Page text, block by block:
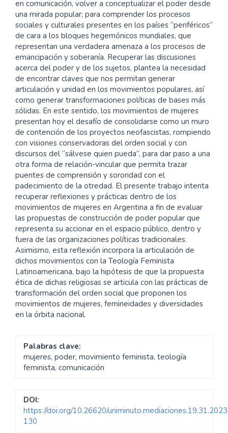
Contenido
principal
del
artículo
Marianela García
Universidad Nacional de la Plata
Resumen
Las reflexiones sobre el poder representan una
demanda de la hora para los pueblos de América Latina.
Si bien siempre estuvieron presentes en la academia y
en los movimientos sociales, las categorías de
comprensión acerca del poder han sido múltiples y en
disputa: desde el entendimiento del poder como un
valor negativo, hasta la relativización de las estructuras
hegemónicas y la desaparición del sujeto como agente
social. Es en este marco histórico, político y social que
resulta indispensable, desde el campo de los estudios
en comunicación, volver a conceptualizar el poder desde
una mirada popular; para comprender los procesos
sociales y culturales presentes en los países “periféricos”
de cara a los bloques hegemónicos mundiales, que
representan una verdadera amenaza a los procesos de
emancipación y soberanía. Recuperar las discusiones
acerca del poder y de los sujetos, plantea la necesidad
de encontrar claves que nos permitan generar
articulación y unidad en los movimientos populares, así
como generar transformaciones políticas de bases más
sólidas. En este sentido, los movimientos de mujeres
presentan hoy el desafío de consolidarse como un muro
de contención de los proyectos neofascistas, rompiendo
con visiones conservadoras del orden social y con
puentes de comprensión y sororidad con el
padecimiento de la otredad. El presente trabajo intenta
recuperar reflexiones y prácticas dentro de los
representa su accionar en el espacio público, dentro y
fuera de las organizaciones políticas tradicionales.
Asimismo, esta reflexión incorpora la articulación de